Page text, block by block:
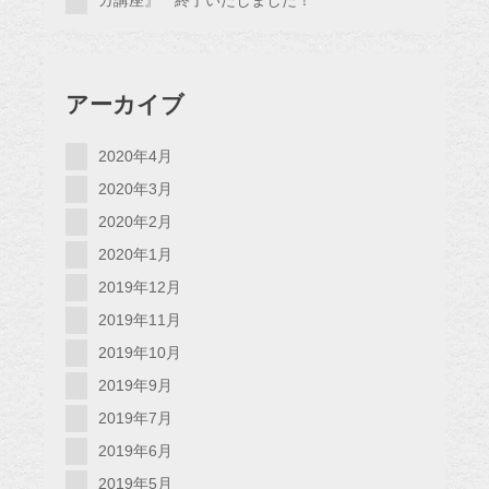
アーカイブ
2020年4月
2020年3月
2020年2月
2020年1月
2019年12月
2019年11月
2019年10月
2019年9月
2019年7月
2019年6月
2019年5月